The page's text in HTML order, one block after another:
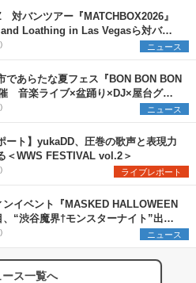
対バンツアー『MATCHBOX2026』
Loathing in Las Vegasら対バン
を一斉解禁
ニュース
であらたな夏フェス『BON BON BON
音楽ライブ×盆踊り×DJ×屋台グル
イトで彩る2日間
ニュース
ート】yukaDD、圧巻の歌声と表現力
＜WWS FESTIVAL vol.2＞
ライブレポート
ンイベント『MASKED HALLOWEEN
“渋谷魔界†モンスターナイト”出演6
ニュース
ース一覧へ